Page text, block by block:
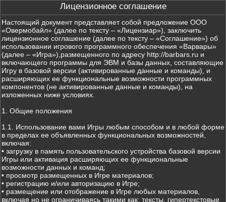
Лицензионное соглашение
Настоящий документ представляет собой предложение ООО
«Овермобайл» (далее по тексту – «Лицензиар»), заключить
лицензионное соглашение (далее по тексту – «Соглашение») об
использовании игрового программного обеспечения «Варвары»
(далее – «Игра»),размещенного по адресу http://barbars.ru и
включающего программы для ЭВМ и базы данных, составляющие
Игру в базовой версии (активированные данные и команды), и
расширяющих ее функциональные возможности программных
компонентов (не активированные данные и команды), на
изложенных ниже условиях.
1. Общие положения
1.1. Использование вами Игры любым способом и в любой форме
в пределах ее объявленных функциональных возможностей,
включая:
• загрузку в память пользовательского устройства базовой версии
Игры или активация расширяющих ее функциональные
возможности данных и команд;
• просмотр размещенных в Игре материалов;
• регистрацию и/или авторизацию в Игре;
• размещение или отображение в Игре любых материалов,
включая но не ограничиваясь такими как: тексты, гипертекстовые